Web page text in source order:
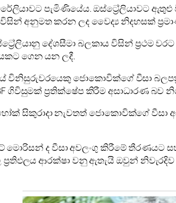
පැමිණියේය. ඔස්ට්‍රේලියාවට
අනුමත කරන ලද වෛද්‍ය නිදහසක්
දේශසීමා බලකාය විසින්
ගෙන යන ලදී.
විනිසුරුවරයෙකු ජොකොවික්ගේ වීසා
ගිවිසුමක් ප්‍රතික්ෂේප කිරීම අසාධාරණ
සිකුරාදා නැවතත් ජොකොවික්ගේ වීසා
මොරිසන් ද වීසා අවලංගු කිරීමේ
ආරක්ෂා වනු ඇතැයි ඔවුන්